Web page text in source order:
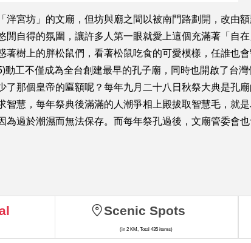
泮宮坊」的文廟，但坊與廟之間以被南門路劃開，改由
閒自得的氛圍，讓許多人第一眼就愛上這個充滿著「自
著樹上的胖松鼠們，看著松鼠吃食的可愛模樣，任誰也
動工不僅成為全台創建最早的孔子廟，同時也開啟了台
了那個皇帝的匾額呢？每年九月二十八日秋祭大典是孔
智慧，每年祭典後滿滿的人潮爭相上殿拔取智慧毛，就
為過於潮濕而無法保存。而每年祭孔過後，文廟管委會
Scenic Spots
(in 2 KM, Total 435 items)